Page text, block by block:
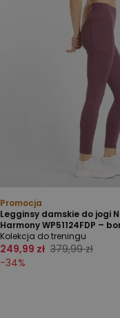
Promocja
Legginsy damskie do jogi
Harmony WP51124FDP –
Kolekcja do treningu
249,99 zł 379,99 zł
-34%